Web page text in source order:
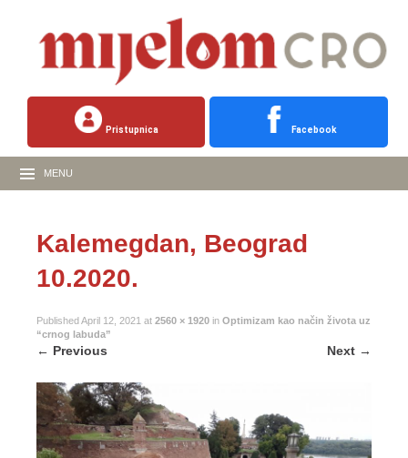
Pristupnica Facebook
MENU
Kalemegdan, Beograd
10.2020.
PublishedApril 12, 2021 at 2560 × 1920 in Optimizam kao način života uz
“crnog labuda”
← Previous Next →